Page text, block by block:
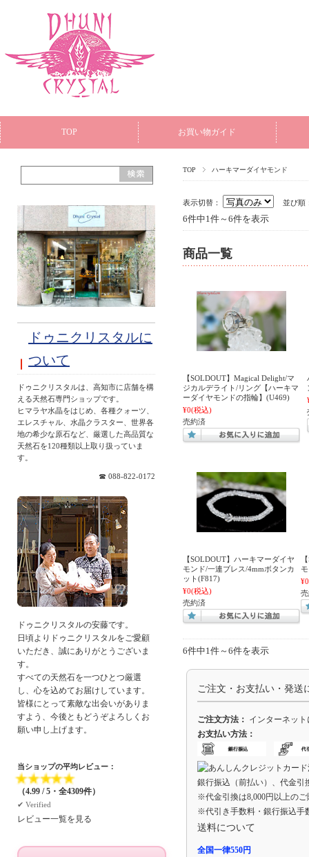
TOP お買い物ガイド
TOP ハーキマーダイヤモンド
表示切替： 並び順
6件中1件～6件を表示
商品一覧
【SOLDOUT】Magical Delight/マ
ジカルデライト/リング【ハーキマ
ーダイヤモンドの指輪】(U469)
¥0(税込)
売約済
【SOLDOUT】ハーキマーダイヤ
モンド/一連ブレス/4mmボタンカ
ット(F817)
¥0(税込)
売約済
¥0
6件中1件～6件を表示
ご注文・お支払い・発送
ご注文方法： インターネッ
お支払い方法：
銀行振込（前払い）、代金引
※代金引換は8,000円以上の
※代引き手数料・銀行振込手
送料について
全国一律550円
ドゥニクリスタルに
ついて
ドゥニクリスタルは、高知市に店舗を構
える天然石専門ショップです。
ヒマラヤ水晶をはじめ、各種クォーツ、
エレスチャル、水晶クラスター、世界各
地の希少な原石など、厳選した高品質な
天然石を120種類以上取り扱っていま
す。
☎ 088-822-0172
ドゥニクリスタルの安藤です。
日頃よりドゥニクリスタルをご愛顧
いただき、誠にありがとうございま
す。
すべての天然石を一つひとつ厳選
し、心を込めてお届けしています。
皆様にとって素敵な出会いがありま
すよう、今後ともどうぞよろしくお
願い申し上げます。
当ショップの平均レビュー：
★★★★★
（4.99 / 5・全4309件）
✔︎ Verified
レビュー一覧を見る